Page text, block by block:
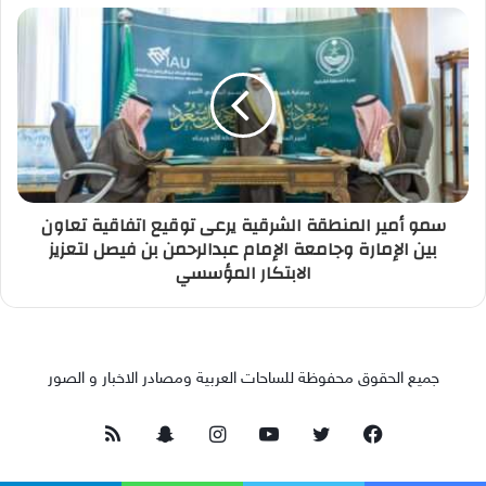
سمو أمير المنطقة الشرقية يرعى توقيع اتفاقية تعاون
بين الإمارة وجامعة الإمام عبدالرحمن بن فيصل لتعزيز
الابتكار المؤسسي
جميع الحقوق محفوظة للساحات العربية ومصادر الاخبار و الصور
فيسبوك تويتر يوتيوبانستقرامسناب ملخص